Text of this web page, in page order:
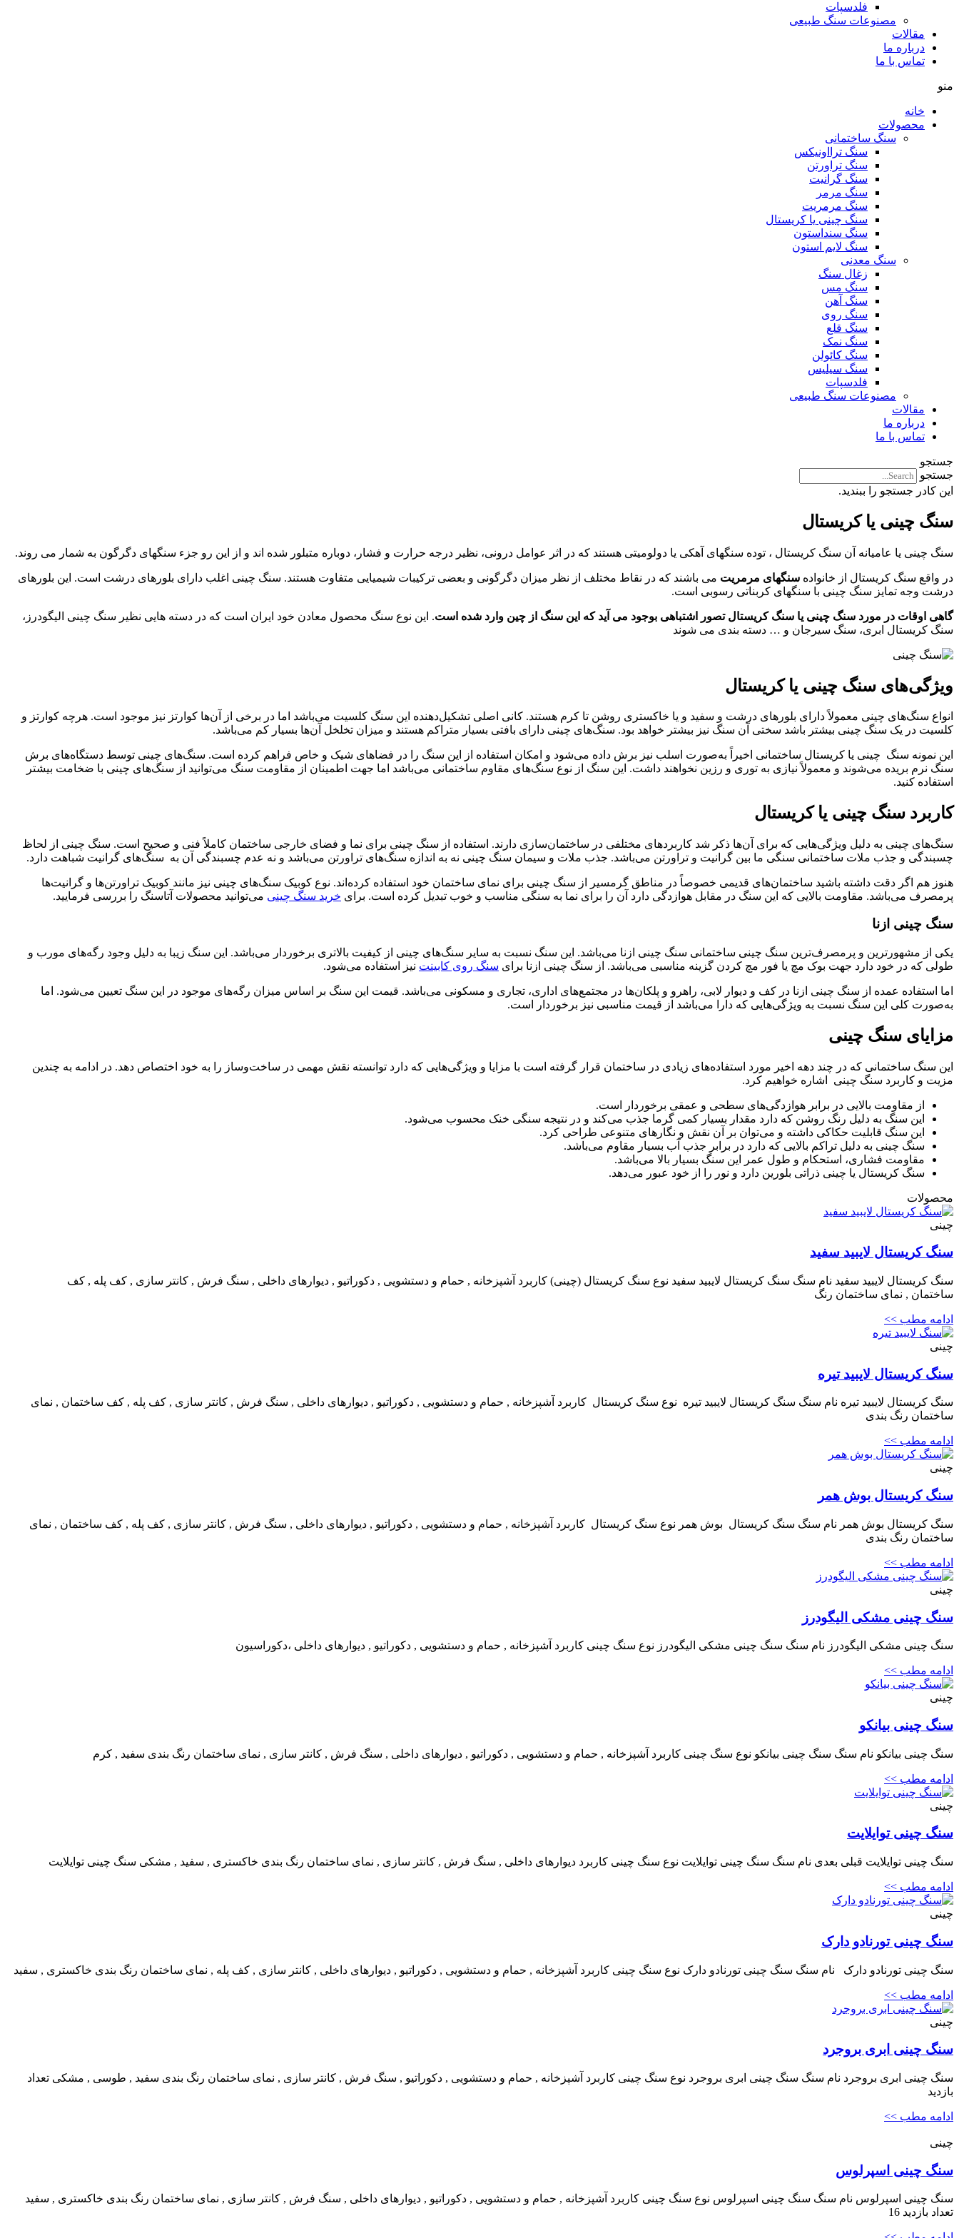
فلدسپات
مصنوعات سنگ طبیعی
مقالات
درباره ما
تماس با ما
منو
خانه
محصولات
سنگ ساختمانی
سنگ ترااونیکس
سنگ تراورتن
سنگ گرانیت
سنگ مرمر
سنگ مرمریت
سنگ چینی یا کریستال
سنگ سنداستون
سنگ لایم استون
سنگ معدنی
زغال سنگ
سنگ مس
سنگ آهن
سنگ روی
سنگ قلع
سنگ نمک
سنگ کائولن
سنگ سیلیس
فلدسپات
مصنوعات سنگ طبیعی
مقالات
درباره ما
تماس با ما
جستجو
جستجو
این کادر جستجو را ببندید.
سنگ چینی یا کریستال
سنگ چینی یا عامیانه آن سنگ کریستال ، توده سنگهای آهکی یا دولومیتی هستند که در اثر عوامل درونی، نظیر درجه حرارت و فشار، دوباره متبلور شده اند و از این رو جزء سنگهای دگرگون به شمار می روند.
در واقع سنگ کریستال از خانواده سنگهای مرمریت می باشند که در نقاط مختلف از نظر میزان دگرگونی و بعضی ترکیبات شیمیایی متفاوت هستند. سنگ چینی اغلب دارای بلورهای درشت است. این بلورهای
درشت وجه تمایز سنگ چینی با سنگهای کربناتی رسوبی است.
گاهی اوقات در مورد سنگ چینی یا سنگ کریستال تصور اشتباهی بوجود می آید که این سنگ از چین وارد شده است. این نوع سنگ محصول معادن خود ایران است که در دسته هایی نظیر سنگ چینی الیگودرز،
سنگ کریستال ابری، سنگ سیرجان و … دسته بندی می شوند
ویژگی‌های سنگ چینی یا کریستال
انواع سنگ‌های چینی معمولاً دارای بلورهای درشت و سفید و یا خاکستری روشن تا کرم هستند. کانی اصلی تشکیل‌دهنده این سنگ کلسیت می‌باشد اما در برخی از آن‌ها کوارتز نیز موجود است. هرچه کوارتز و
کلسیت در یک سنگ چینی بیشتر باشد سختی آن سنگ نیز بیشتر خواهد بود. سنگ‌های چینی دارای بافتی بسیار متراکم هستند و میزان تخلخل آن‌ها بسیار کم می‌باشد.
این نمونه سنگ چینی یا کریستال ساختمانی اخیراً به‌صورت اسلب نیز برش داده می‌شود و امکان استفاده از این سنگ را در فضاهای شیک و خاص فراهم کرده است. سنگ‌های چینی توسط دستگاه‌های برش
سنگ نرم بریده می‌شوند و معمولاً نیازی به توری و رزین نخواهند داشت. این سنگ از نوع سنگ‌های مقاوم ساختمانی می‌باشد اما جهت اطمینان از مقاومت سنگ می‌توانید از سنگ‌های چینی با ضخامت بیشتر
استفاده کنید.
کاربرد سنگ چینی یا کریستال
سنگ‌های چینی به دلیل ویژگی‌هایی که برای آن‌ها ذکر شد کاربردهای مختلفی در ساختمان‌سازی دارند. استفاده از سنگ چینی برای نما و فضای خارجی ساختمان کاملاً فنی و صحیح است. سنگ چینی از لحاظ
چسبندگی و جذب ملات ساختمانی سنگی ما بین گرانیت و تراورتن می‌باشد. جذب ملات و سیمان سنگ چینی نه به اندازه سنگ‌های تراورتن می‌باشد و نه عدم چسبندگی آن به سنگ‌های گرانیت‌ شباهت دارد.
هنوز هم اگر دقت داشته باشید ساختمان‌های قدیمی خصوصاً در مناطق گرمسیر از سنگ چینی برای نمای ساختمان خود استفاده کرده‌اند. نوع کوبیک سنگ‌های چینی نیز مانند کوبیک تراورتن‌ها و گرانیت‌ها
پرمصرف می‌باشد. مقاومت بالایی که این سنگ در مقابل هوازدگی دارد آن را برای نما به سنگی مناسب و خوب تبدیل کرده است. برای خرید سنگ چینی می‌توانید محصولات آتاسنگ را بررسی فرمایید.
سنگ چینی ازنا
یکی از مشهورترین و پرمصرف‌ترین سنگ چینی ساختمانی سنگ چینی ازنا می‌باشد. این سنگ نسبت به سایر‌ سنگ‌های چینی از کیفیت بالاتری برخوردار می‌باشد. این سنگ زیبا به دلیل وجود رگه‌های مورب و
طولی که در خود دارد جهت بوک مچ یا فور مچ کردن گزینه مناسبی می‌باشد. از سنگ چینی ازنا برای سنگ روی کابینت نیز استفاده می‌شود.
اما استفاده عمده از سنگ چینی ازنا در کف و دیوار لابی، راهرو و پلکان‌ها در مجتمع‌های اداری، تجاری و مسکونی می‌باشد. قیمت این سنگ بر اساس میزان رگه‌های موجود در این سنگ تعیین می‌شود. اما
به‌صورت کلی این سنگ نسبت به ویژگی‌هایی که دارا می‌باشد از قیمت مناسبی نیز برخوردار است.
مزایای سنگ چینی
این سنگ ساختمانی که در چند دهه اخیر مورد استفاده‌های زیادی در ساختمان قرار گرفته است با مزایا و ویژگی‌هایی که دارد توانسته نقش مهمی در ساخت‌و‌‌ساز را به خود اختصاص دهد. در ادامه به چندین
مزیت‌ و کاربرد سنگ چینی اشاره خواهیم کرد.
از مقاومت بالایی در برابر هوازدگی‌های سطحی و عمقی برخوردار است.
این سنگ به دلیل رنگ روشن که دارد مقدار بسیار کمی گرما جذب می‌کند و در نتیجه سنگی خنک محسوب می‌شود.
این سنگ قابلیت حکاکی داشته و می‌توان بر آن نقش و نگارهای متنوعی طراحی کرد.
سنگ چینی به دلیل تراکم بالایی که دارد در برابر جذب آب بسیار مقاوم می‌باشد.
مقاومت فشاری، استحکام و طول عمر این سنگ بسیار بالا می‌باشد.
سنگ کریستال یا چینی ذراتی بلورین دارد و نور را از خود عبور می‌دهد.
محصولات
چینی
سنگ کریستال لایبید سفید
سنگ کریستال لایبید سفید نام سنگ سنگ کریستال لایبید سفید نوع سنگ کریستال (چینی) کاربرد آشپزخانه , حمام و دستشویی , دکوراتیو , دیوارهای داخلی , سنگ فرش , کانتر سازی , کف پله , کف
ساختمان , نمای ساختمان رنگ
ادامه مطب >>
چینی
سنگ کریستال لایبید تیره
سنگ کریستال لایبید تیره نام سنگ سنگ کریستال لایبید تیره نوع سنگ کریستال کاربرد آشپزخانه , حمام و دستشویی , دکوراتیو , دیوارهای داخلی , سنگ فرش , کانتر سازی , کف پله , کف ساختمان , نمای
ساختمان رنگ بندی
ادامه مطب >>
چینی
سنگ کریستال بوش همر
سنگ کریستال بوش همر نام سنگ سنگ کریستال بوش همر نوع سنگ کریستال کاربرد آشپزخانه , حمام و دستشویی , دکوراتیو , دیوارهای داخلی , سنگ فرش , کانتر سازی , کف پله , کف ساختمان , نمای
ساختمان رنگ بندی
ادامه مطب >>
چینی
سنگ چینی مشکی الیگودرز
سنگ چینی مشکی الیگودرز نام سنگ سنگ چینی مشکی الیگودرز نوع سنگ چینی کاربرد آشپزخانه , حمام و دستشویی , دکوراتیو , دیوارهای داخلی ،دکوراسیون
ادامه مطب >>
چینی
سنگ چینی بیانکو
سنگ چینی بیانکو نام سنگ سنگ چینی بیانکو نوع سنگ چینی کاربرد آشپزخانه , حمام و دستشویی , دکوراتیو , دیوارهای داخلی , سنگ فرش , کانتر سازی , نمای ساختمان رنگ بندی سفید , کرم
ادامه مطب >>
چینی
سنگ چینی توایلایت
سنگ چینی توایلایت قبلی بعدی نام سنگ سنگ چینی توایلایت نوع سنگ چینی کاربرد دیوارهای داخلی , سنگ فرش , کانتر سازی , نمای ساختمان رنگ بندی خاکستری , سفید , مشکی سنگ چینی توایلایت
ادامه مطب >>
چینی
سنگ چینی تورنادو دارک
سنگ چینی تورنادو دارک نام سنگ سنگ چینی تورنادو دارک نوع سنگ چینی کاربرد آشپزخانه , حمام و دستشویی , دکوراتیو , دیوارهای داخلی , کانتر سازی , کف پله , نمای ساختمان رنگ بندی خاکستری , سفید
ادامه مطب >>
چینی
سنگ چینی ابری بروجرد
سنگ چینی ابری بروجرد نام سنگ سنگ چینی ابری بروجرد نوع سنگ چینی کاربرد آشپزخانه , حمام و دستشویی , دکوراتیو , سنگ فرش , کانتر سازی , نمای ساختمان رنگ بندی سفید , طوسی , مشکی تعداد
بازدید
ادامه مطب >>
چینی
سنگ چینی اسپرلوس
سنگ چینی اسپرلوس نام سنگ سنگ چینی اسپرلوس نوع سنگ چینی کاربرد آشپزخانه , حمام و دستشویی , دکوراتیو , دیوارهای داخلی , سنگ فرش , کانتر سازی , نمای ساختمان رنگ بندی خاکستری , سفید
تعداد بازدید 16